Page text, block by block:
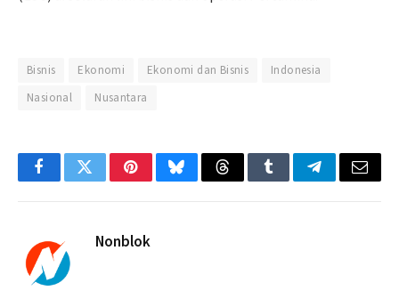
Bisnis Ekonomi Ekonomi dan Bisnis
Indonesia
Nasional
Nusantara
FacebookTwitterPinterestBlueskyThreadsTumblrTelegramEmail
Nonblok